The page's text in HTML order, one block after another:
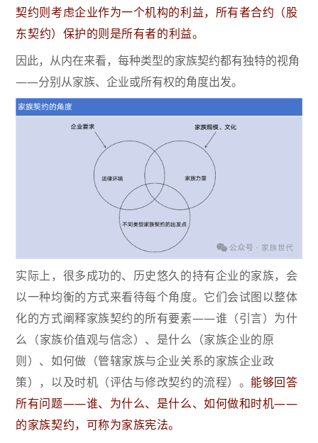
契约则考虑企业作为一个机构的利益，所有者合约（股
东契约）保护的则是所有者的利益。
因此，从内在来看，每种类型的家族契约都有独特的视角
——分别从家族、企业或所有权的角度出发。
实际上，很多成功的、历史悠久的持有企业的家族，会
以一种均衡的方式来看待每个角度。它们会试图以整体
化的方式阐释家族契约的所有要素——谁（引言）为什
么（家族价值观与信念）、是什么（家族企业的原
则）、如何做（管辖家族与企业关系的家族企业政
策），以及时机（评估与修改契约的流程）。 能够回答
所有问题——谁、为什么、是什么、如何做和时机——
的家族契约，可称为家族宪法。